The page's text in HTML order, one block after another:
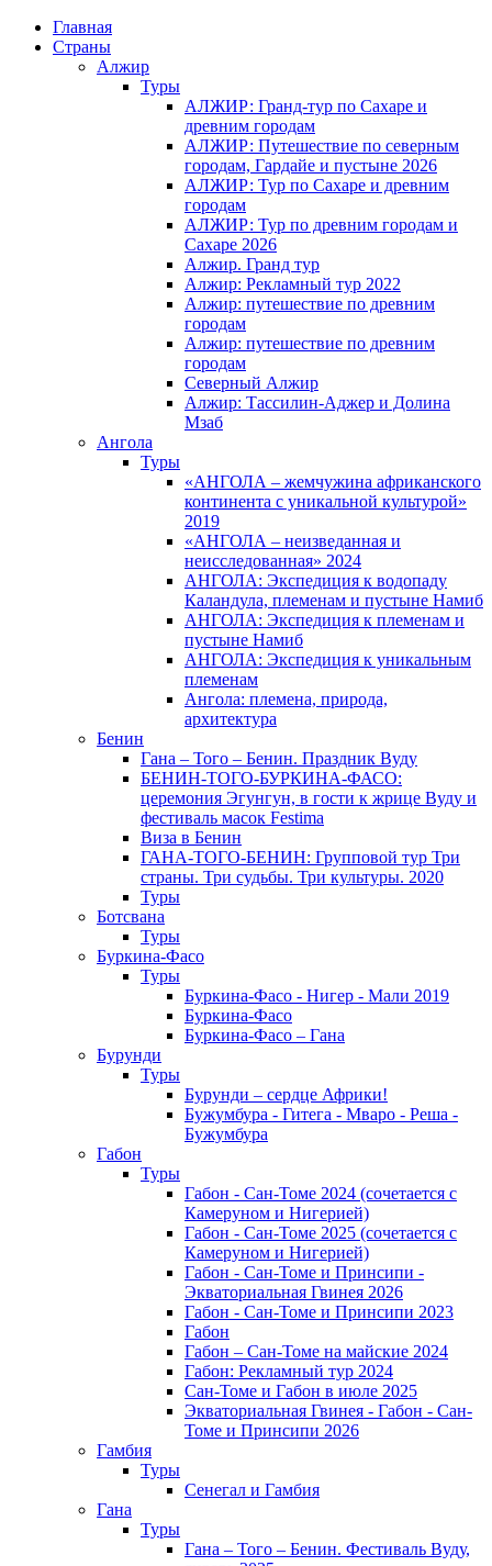
Главная
Страны
Алжир
Туры
АЛЖИР: Гранд-тур по Сахаре и
древним городам
АЛЖИР: Путешествие по северным
городам, Гардайе и пустыне 2026
АЛЖИР: Тур по Сахаре и древним
городам
АЛЖИР: Тур по древним городам и
Сахаре 2026
Алжир. Гранд тур
Алжир: Рекламный тур 2022
Алжир: путешествие по древним
городам
Алжир: путешествие по древним
городам
Северный Алжир
Алжир: Тассилин-Аджер и Долина
Мзаб
Ангола
Туры
«АНГОЛА – жемчужина африканского
континента с уникальной культурой»
2019
«АНГОЛА – неизведанная и
неисследованная» 2024
АНГОЛА: Экспедиция к водопаду
Каландула, племенам и пустыне Намиб
АНГОЛА: Экспедиция к племенам и
пустыне Намиб
АНГОЛА: Экспедиция к уникальным
племенам
Ангола: племена, природа,
архитектура
Бенин
Гана – Того – Бенин. Праздник Вуду
БЕНИН-ТОГО-БУРКИНА-ФАСО:
церемония Эгунгун, в гости к жрице Вуду и
фестиваль масок Festima
Виза в Бенин
ГАНА-ТОГО-БЕНИН: Групповой тур Три
страны. Три судьбы. Три культуры. 2020
Туры
Ботсвана
Туры
Буркина-Фасо
Туры
Буркина-Фасо - Нигер - Мали 2019
Буркина-Фасо
Буркина-Фасо – Гана
Бурунди
Туры
Бурунди – сердце Африки!
Бужумбура - Гитега - Мваро - Реша -
Бужумбура
Габон
Туры
Габон - Сан-Томе 2024 (сочетается с
Камеруном и Нигерией)
Габон - Сан-Томе 2025 (сочетается с
Камеруном и Нигерией)
Габон - Сан-Томе и Принсипи -
Экваториальная Гвинея 2026
Габон - Сан-Томе и Принсипи 2023
Габон
Габон – Сан-Томе на майские 2024
Габон: Рекламный тур 2024
Сан-Томе и Габон в июле 2025
Экваториальная Гвинея - Габон - Сан-
Томе и Принсипи 2026
Гамбия
Туры
Сенегал и Гамбия
Гана
Туры
Гана – Того – Бенин. Фестиваль Вуду,